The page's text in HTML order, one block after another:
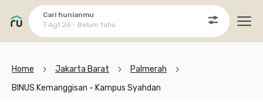
Cari hunianmu
7 Agt 26 - Belum tahu
Home Jakarta Barat
Palmerah
BINUS Kemanggisan - Kampus Syahdan